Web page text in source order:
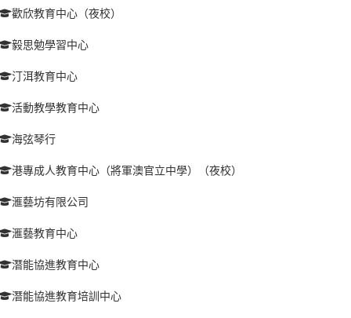
歡欣教育中心（夜校）
毅思勉學習中心
汀洱教育中心
活動教學教育中心
海弦琴行
港專成人教育中心（將軍澳官立中學）（夜校）
滙藝坊有限公司
滙藝教育中心
潛能協進教育中心
潛能協進教育培訓中心